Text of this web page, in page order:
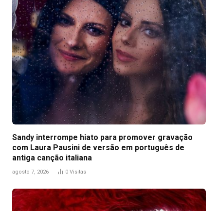
Sandy interrompe hiato para promover gravação
com Laura Pausini de versão em português de
antiga canção italiana
agosto 7, 2026 0 Visitas